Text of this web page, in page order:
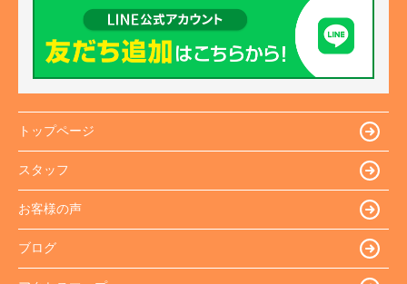
トップページ
スタッフ
お客様の声
ブログ